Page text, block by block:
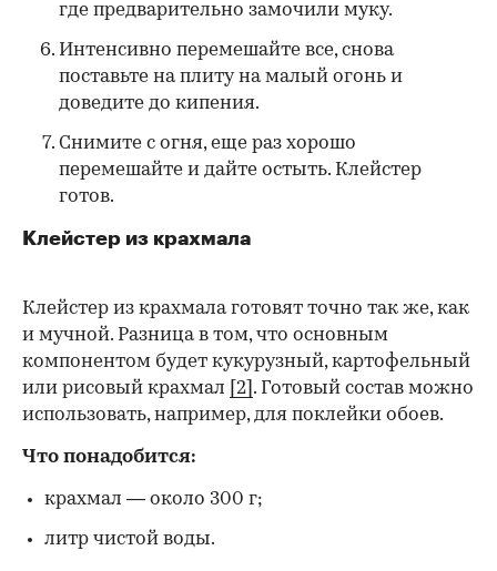
где предварительно замочили муку.
Интенсивно перемешайте все, снова
поставьте на плиту на малый огонь и
доведите до кипения.
Снимите с огня, еще раз хорошо
перемешайте и дайте остыть. Клейстер
готов.
Клейстер из крахмала
Клейстер из крахмала готовят точно так же, как
и мучной. Разница в том, что основным
компонентом будет кукурузный, картофельный
или рисовый крахмал
[2] . Готовый состав можно
использовать, например, для поклейки обоев.
Что понадобится:
крахмал — около 300 г;
литр чистой воды.